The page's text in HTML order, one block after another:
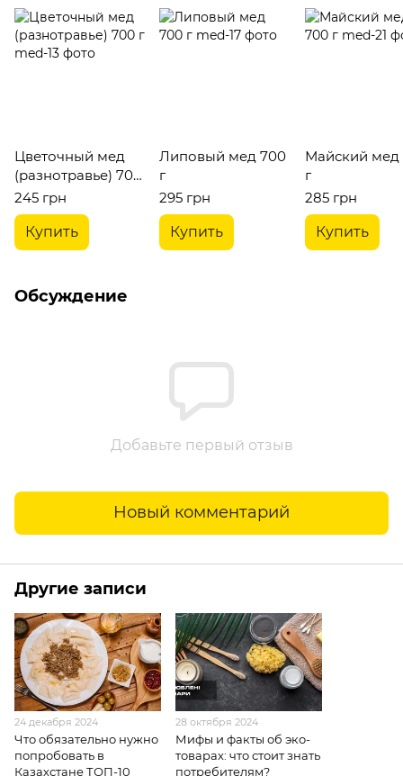
Цветочный мед
(разнотравье) 700
г
245 грн
Купить
Липовый мед 700
г
295 грн
Купить
Майский мед
г
285 грн
Купить
Обсуждение
Добавьте первый отзыв
Новый комментарий
Другие записи
24 декабря 2024
Что обязательно нужно
попробовать в
Казахстане ТОП-10
28 октября 2024
Мифы и факты об эко-
товарах: что стоит знать
потребителям?